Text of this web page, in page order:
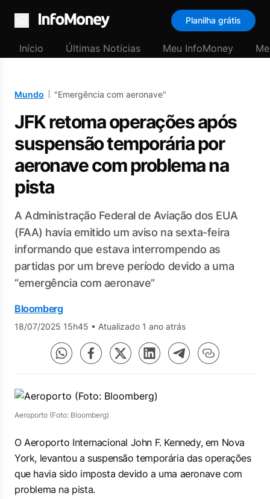
Menu
Planilha grátis
Início Últimas Notícias Meu InfoMoney
Mundo "Emergência com aeronave"
JFK retoma operações após
suspensão temporária por
aeronave com problema na
pista
A Administração Federal de Aviação dos EUA
(FAA) havia emitido um aviso na sexta-feira
informando que estava interrompendo as
partidas por um breve período devido a uma
“emergência com aeronave”
Bloomberg
18/07/2025 15h45 • Atualizado 1 ano atrás
Aeroporto (Foto: Bloomberg)
O Aeroporto Internacional John F. Kennedy, em Nova
York, levantou a suspensão temporária das operações
que havia sido imposta devido a uma aeronave com
problema na pista.